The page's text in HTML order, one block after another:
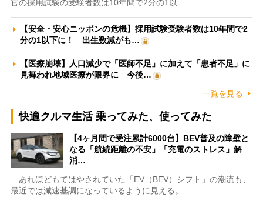
官の採用試験の受験者数は10年間で2分の1以…
【安全・安心ニッポンの危機】採用試験受験者数は10年間で2
分の1以下に！ 出生数減がも…
【医療崩壊】人口減少で「医師不足」に加えて「患者不足」に
見舞われ地域医療が限界に 今後…
一覧を見る
快適クルマ生活 乗ってみた、使ってみた
【4ヶ月間で受注累計6000台】BEV普及の障壁と
なる「航続距離の不安」「充電のストレス」解
消…
あれほどもてはやされていた「EV（BEV）シフト」の潮流も、
最近では減速基調になっているように見える。…